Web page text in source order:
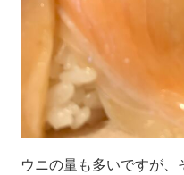
ウニの量も多いですが